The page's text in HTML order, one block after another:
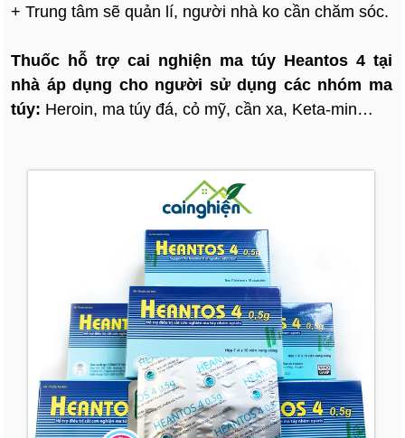
+ Trung tâm sẽ quản lí, người nhà ko cần chăm sóc.
Thuốc hỗ trợ cai nghiện ma túy Heantos 4tại
nhà áp dụng cho người sử dụng các nhóm ma
túy: Heroin, ma túy đá, cỏ mỹ, cần xa, Keta-min…